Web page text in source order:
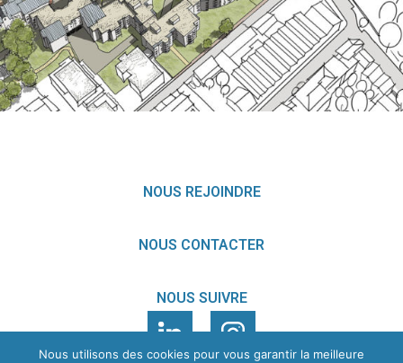
VILLEURBANNE
EN SAVOIR+
NOUS REJOINDRE
NOUS CONTACTER
NOUS SUIVRE
Nous utilisons des cookies pour vous garantir la meilleure